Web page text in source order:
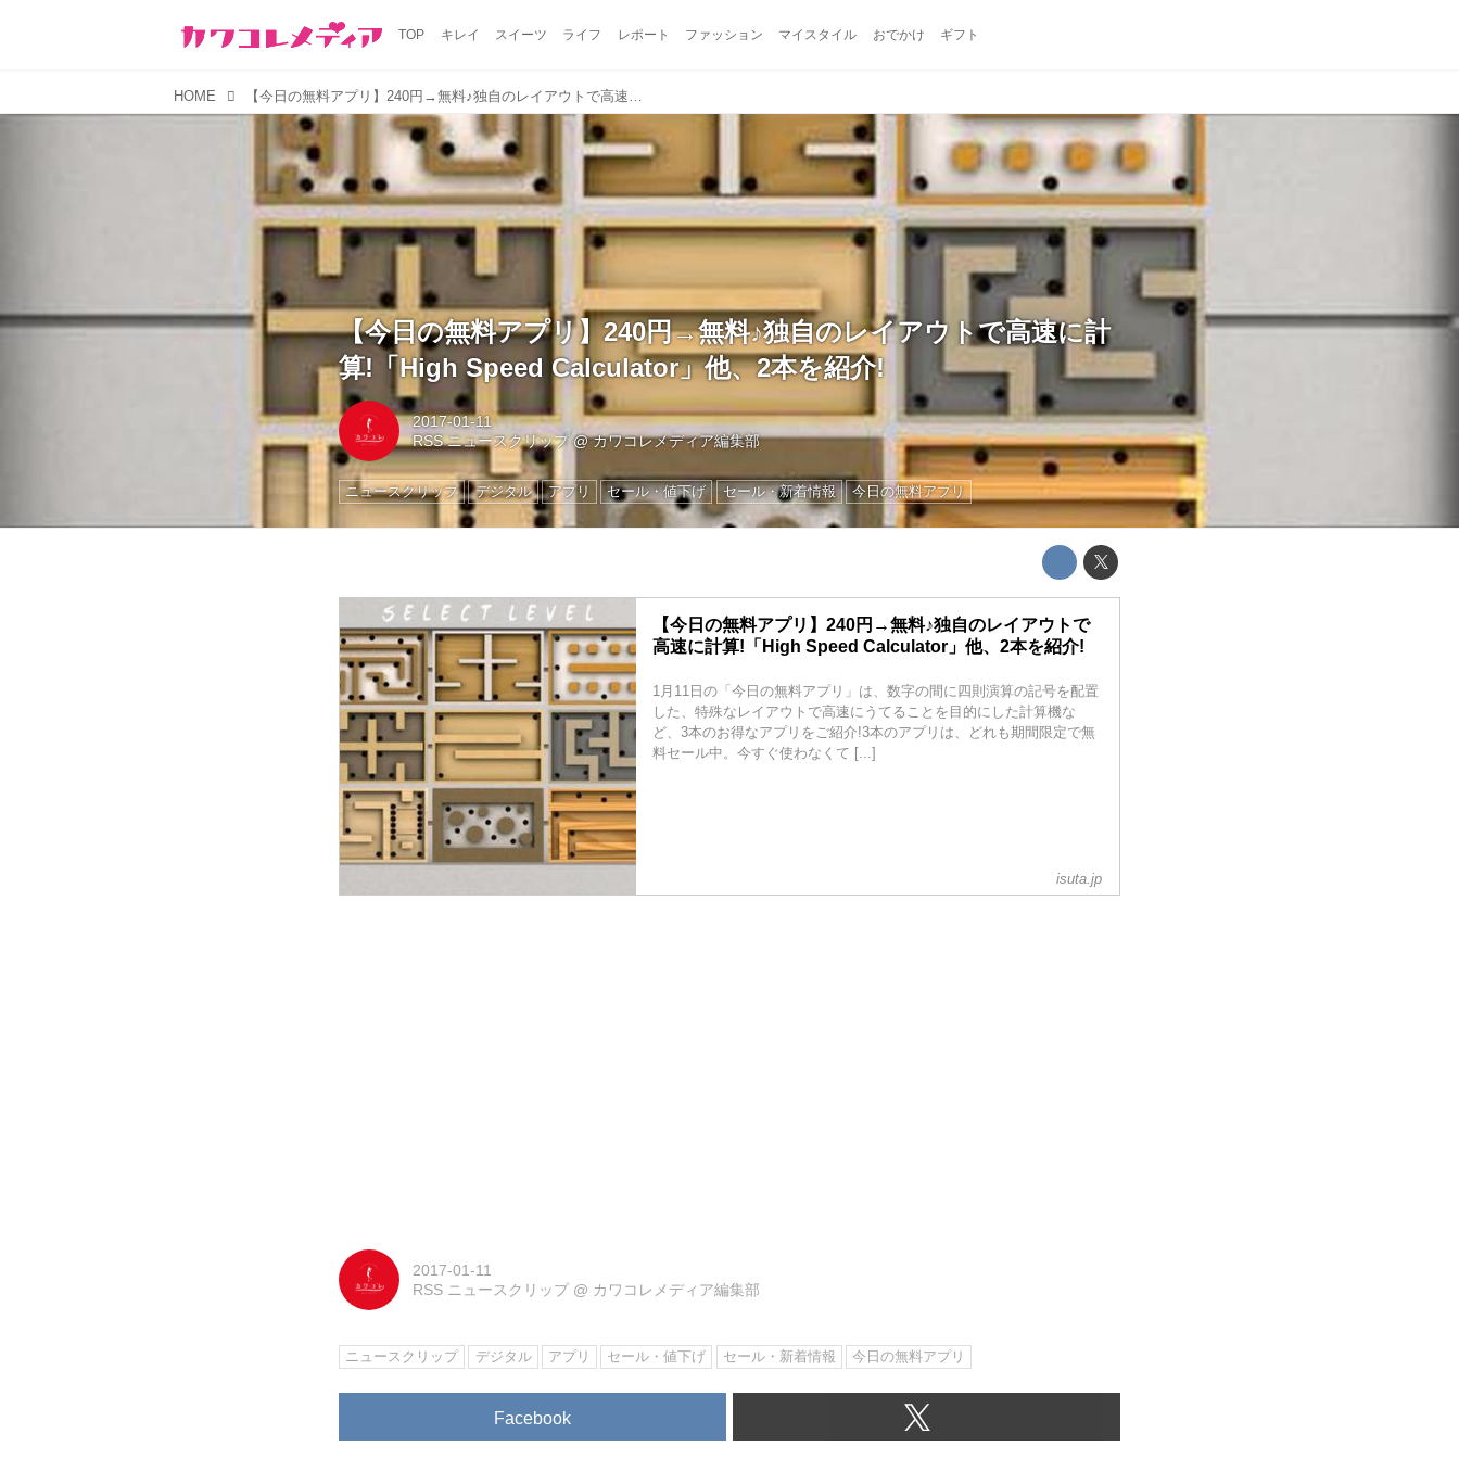
TOP キレイ スイーツ ライフ レポート ファッション マイスタイル おでかけ ギフト
HOME 【今日の無料アプリ】240円→無料♪独自のレイアウトで高速に計算!「High Speed Calculator」他、2本を紹介!
【今日の無料アプリ】240円→無料♪独自のレイアウトで高速に計
算!「High Speed Calculator」他、2本を紹介!
2017-01-11
RSS ニュースクリップ@カワコレメディア編集部
ニュースクリップ デジタル アプリ セール・値下げ セール・新着情報 今日の無料アプリ
【今日の無料アプリ】240円→無料♪独自のレイアウトで
高速に計算!「High Speed Calculator」他、2本を紹介!
1月11日の「今日の無料アプリ」は、数字の間に四則演算の記号を配置
した、特殊なレイアウトで高速にうてることを目的にした計算機な
ど、3本のお得なアプリをご紹介!3本のアプリは、どれも期間限定で無
料セール中。今すぐ使わなくて [...]
isuta.jp
2017-01-11
RSS ニュースクリップ @ カワコレメディア編集部
ニュースクリップ デジタル アプリ セール・値下げ セール・新着情報 今日の無料アプリ
Facebook